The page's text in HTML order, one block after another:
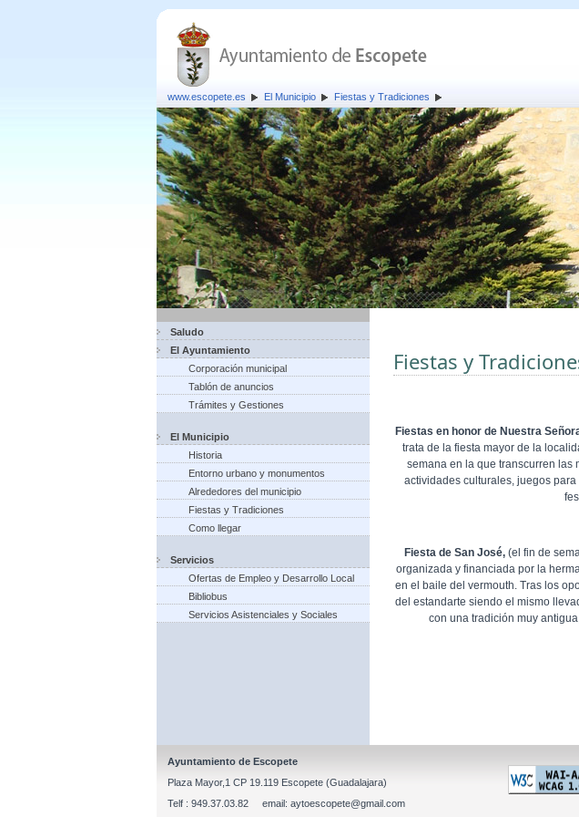
www.escopete.es El Municipio Fiestas y Tradiciones
Saludo
El Ayuntamiento
Corporación municipal
Tablón de anuncios
Trámites y Gestiones
El Municipio
Historia
Entorno urbano y monumentos
Alrededores del municipio
Fiestas y Tradiciones
Como llegar
Servicios
Ofertas de Empleo y Desarrollo Local
Bibliobus
Servicios Asistenciales y Sociales
Fiestas y
Fiestas en honor de Nuestra
trata de la fiesta mayor de la
semana en la que transcurren las
actividades culturales, juegos
Fiesta de San José, (el fin de
organizada y financiada por la
en el baile del vermouth. Tras los
del estandarte siendo el mismo
con una tradición muy
Ayuntamiento de Escopete
Plaza Mayor,1 CP 19.119 Escopete (Guadalajara)
Telf : 949.37.03.82 email: aytoescopete@gmail.com